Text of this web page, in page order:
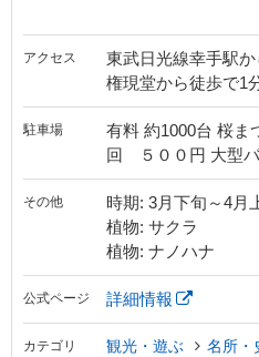
アクセス
東武日光線幸手駅
権現堂から徒歩で1
駐車場
有料 約1000台 桜
回 ５００円 大型
その他
時期: 3月下旬～4月
植物: サクラ
植物: ナノハナ
公式ページ 詳細情報
カテゴリ 観光・遊ぶ
名所・